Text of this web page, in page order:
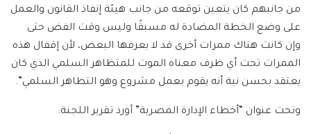
من جانبهم كان يتعين توقعه من جانب هيئة إنفاذ القانون والعمل
على وضع الخطة المضادة له مسبقًا وليس وقت الفض حتى
وإن كانت هناك ممرات أخرى قد لا يعرفها البعض، لأن إقفال هذه
الممرات تحت أي ظرف معناه الموت للمتظاهر السلمي الذي كان
يعتقد بحسن نية أنه يقوم بعمل مشروع وهو التظاهر السلمي”.
وتحت عنوان “أخطاء الإدارة المصرية” أورد تقرير اللجنة: